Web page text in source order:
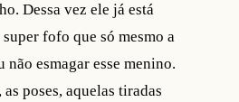
Dessa vez ele já está
fofo que só mesmo a
não esmagar esse menino.
as poses, aquelas tiradas